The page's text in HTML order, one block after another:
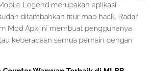
Legend merupakan aplikasi
ditambahkan fitur map hack. Radar
Mod Apk ini membuat penggunanya
keberadaan semua pemain dengan